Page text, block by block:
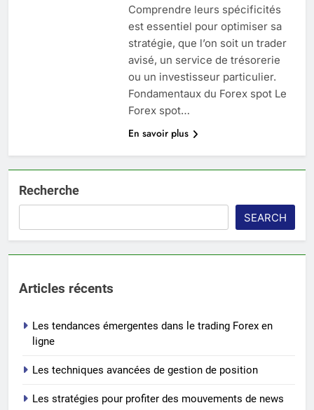
Comprendre leurs spécificités
est essentiel pour optimiser sa
stratégie, que l’on soit un trader
avisé, un service de trésorerie
ou un investisseur particulier.
Fondamentaux du Forex spot Le
Forex spot…
En savoir plus
Recherche
SEARCH
Articles récents
Les tendances émergentes dans le trading Forex en
ligne
Les techniques avancées de gestion de position
Les stratégies pour profiter des mouvements de news